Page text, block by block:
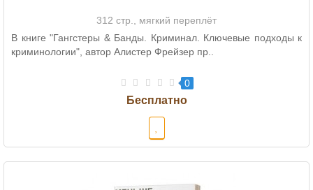
312 стр., мягкий переплёт
В книге "Гангстеры & Банды. Криминал. Ключевые подходы к
криминологии", автор Алистер Фрейзер пр..
0